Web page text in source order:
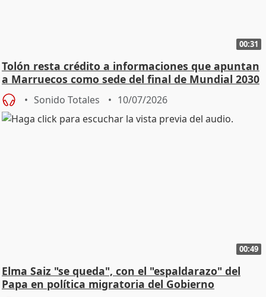
00:31
Tolón resta crédito a informaciones que apuntan
a Marruecos como sede del final de Mundial 2030
Sonido Totales 10/07/2026
00:49
Elma Saiz "se queda", con el "espaldarazo" del
Papa en política migratoria del Gobierno